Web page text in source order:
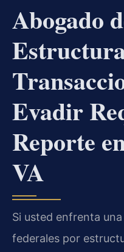
Abogado
Evadir
Reporte
VA
Si usted enfrenta
federales por